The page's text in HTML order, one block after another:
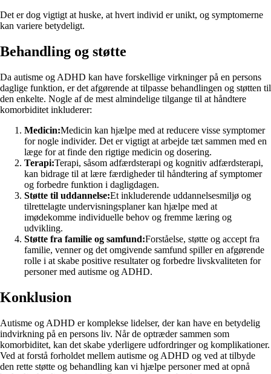
Det er dog vigtigt at huske, at hvert individ er unikt, og symptomerne
kan variere betydeligt.
Behandling og støtte
Da autisme og ADHD kan have forskellige virkninger på en persons
daglige funktion, er det afgørende at tilpasse behandlingen og støtten til
den enkelte. Nogle af de mest almindelige tilgange til at håndtere
komorbiditet inkluderer:
Medicin:Medicin kan hjælpe med at reducere visse symptomer
for nogle individer. Det er vigtigt at arbejde tæt sammen med en
læge for at finde den rigtige medicin og dosering.
Terapi:Terapi, såsom adfærdsterapi og kognitiv adfærdsterapi,
kan bidrage til at lære færdigheder til håndtering af symptomer
og forbedre funktion i dagligdagen.
Støtte til uddannelse:Et inkluderende uddannelsesmiljø og
tilrettelagte undervisningsplaner kan hjælpe med at
imødekomme individuelle behov og fremme læring og
udvikling.
Støtte fra familie og samfund:Forståelse, støtte og accept fra
familie, venner og det omgivende samfund spiller en afgørende
rolle i at skabe positive resultater og forbedre livskvaliteten for
personer med autisme og ADHD.
Konklusion
Autisme og ADHD er komplekse lidelser, der kan have en betydelig
indvirkning på en persons liv. Når de optræder sammen som
komorbiditet, kan det skabe yderligere udfordringer og komplikationer.
Ved at forstå forholdet mellem autisme og ADHD og ved at tilbyde
den rette støtte og behandling kan vi hjælpe personer med at opnå